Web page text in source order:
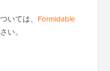
いては、 Formidable
い。